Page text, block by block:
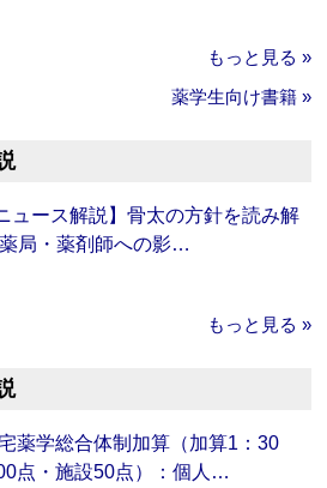
もっと見る »
薬学生向け書籍 »
ュース解説】骨太の方針を読み解
局・薬剤師への影…
もっと見る »
薬学総合体制加算（加算1：30
点・施設50点）：個人…